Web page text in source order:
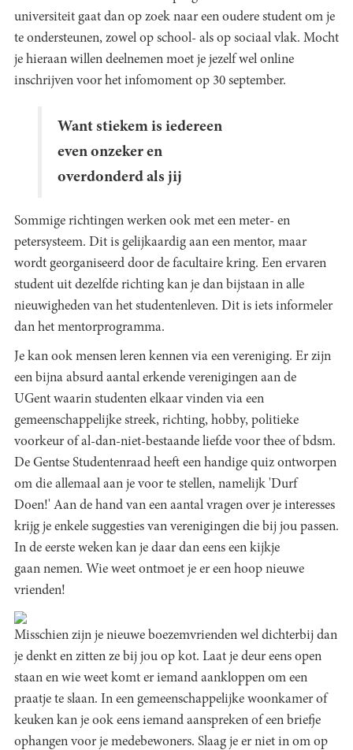
universiteit gaat dan op zoek naar een oudere student om je
te ondersteunen, zowel op school- als op sociaal vlak. Mocht
je hieraan willen deelnemen moet je jezelf wel online
inschrijven voor het infomoment op 30 september.
Want stiekem is iedereen
even onzeker en
overdonderd als jij
Sommige richtingen werken ook met een meter- en
petersysteem. Dit is gelijkaardig aan een mentor, maar
wordt georganiseerd door de facultaire kring. Een ervaren
student uit dezelfde richting kan je dan bijstaan in alle
nieuwigheden van het studentenleven. Dit is iets informeler
dan het mentorprogramma.
Je kan ook mensen leren kennen via een vereniging. Er zijn
een bijna absurd aantal erkende verenigingen aan de
UGent waarin studenten elkaar vinden via een
gemeenschappelijke streek, richting, hobby, politieke
voorkeur of al-dan-niet-bestaande liefde voor thee of bdsm.
De Gentse Studentenraad heeft een handige quiz ontworpen
om die allemaal aan je voor te stellen, namelijk 'Durf
Doen!' Aan de hand van een aantal vragen over je interesses
krijg je enkele suggesties van verenigingen die bij jou passen.
In de eerste weken kan je daar dan eens een kijkje
gaan nemen. Wie weet ontmoet je er een hoop nieuwe
vrienden!
Misschien zijn je nieuwe boezemvrienden wel dichterbij dan
je denkt en zitten ze bij jou op kot. Laat je deur eens open
staan en wie weet komt er iemand aankloppen om een
praatje te slaan. In een gemeenschappelijke woonkamer of
keuken kan je ook eens iemand aanspreken of een briefje
ophangen voor je medebewoners. Slaag je er niet in om op